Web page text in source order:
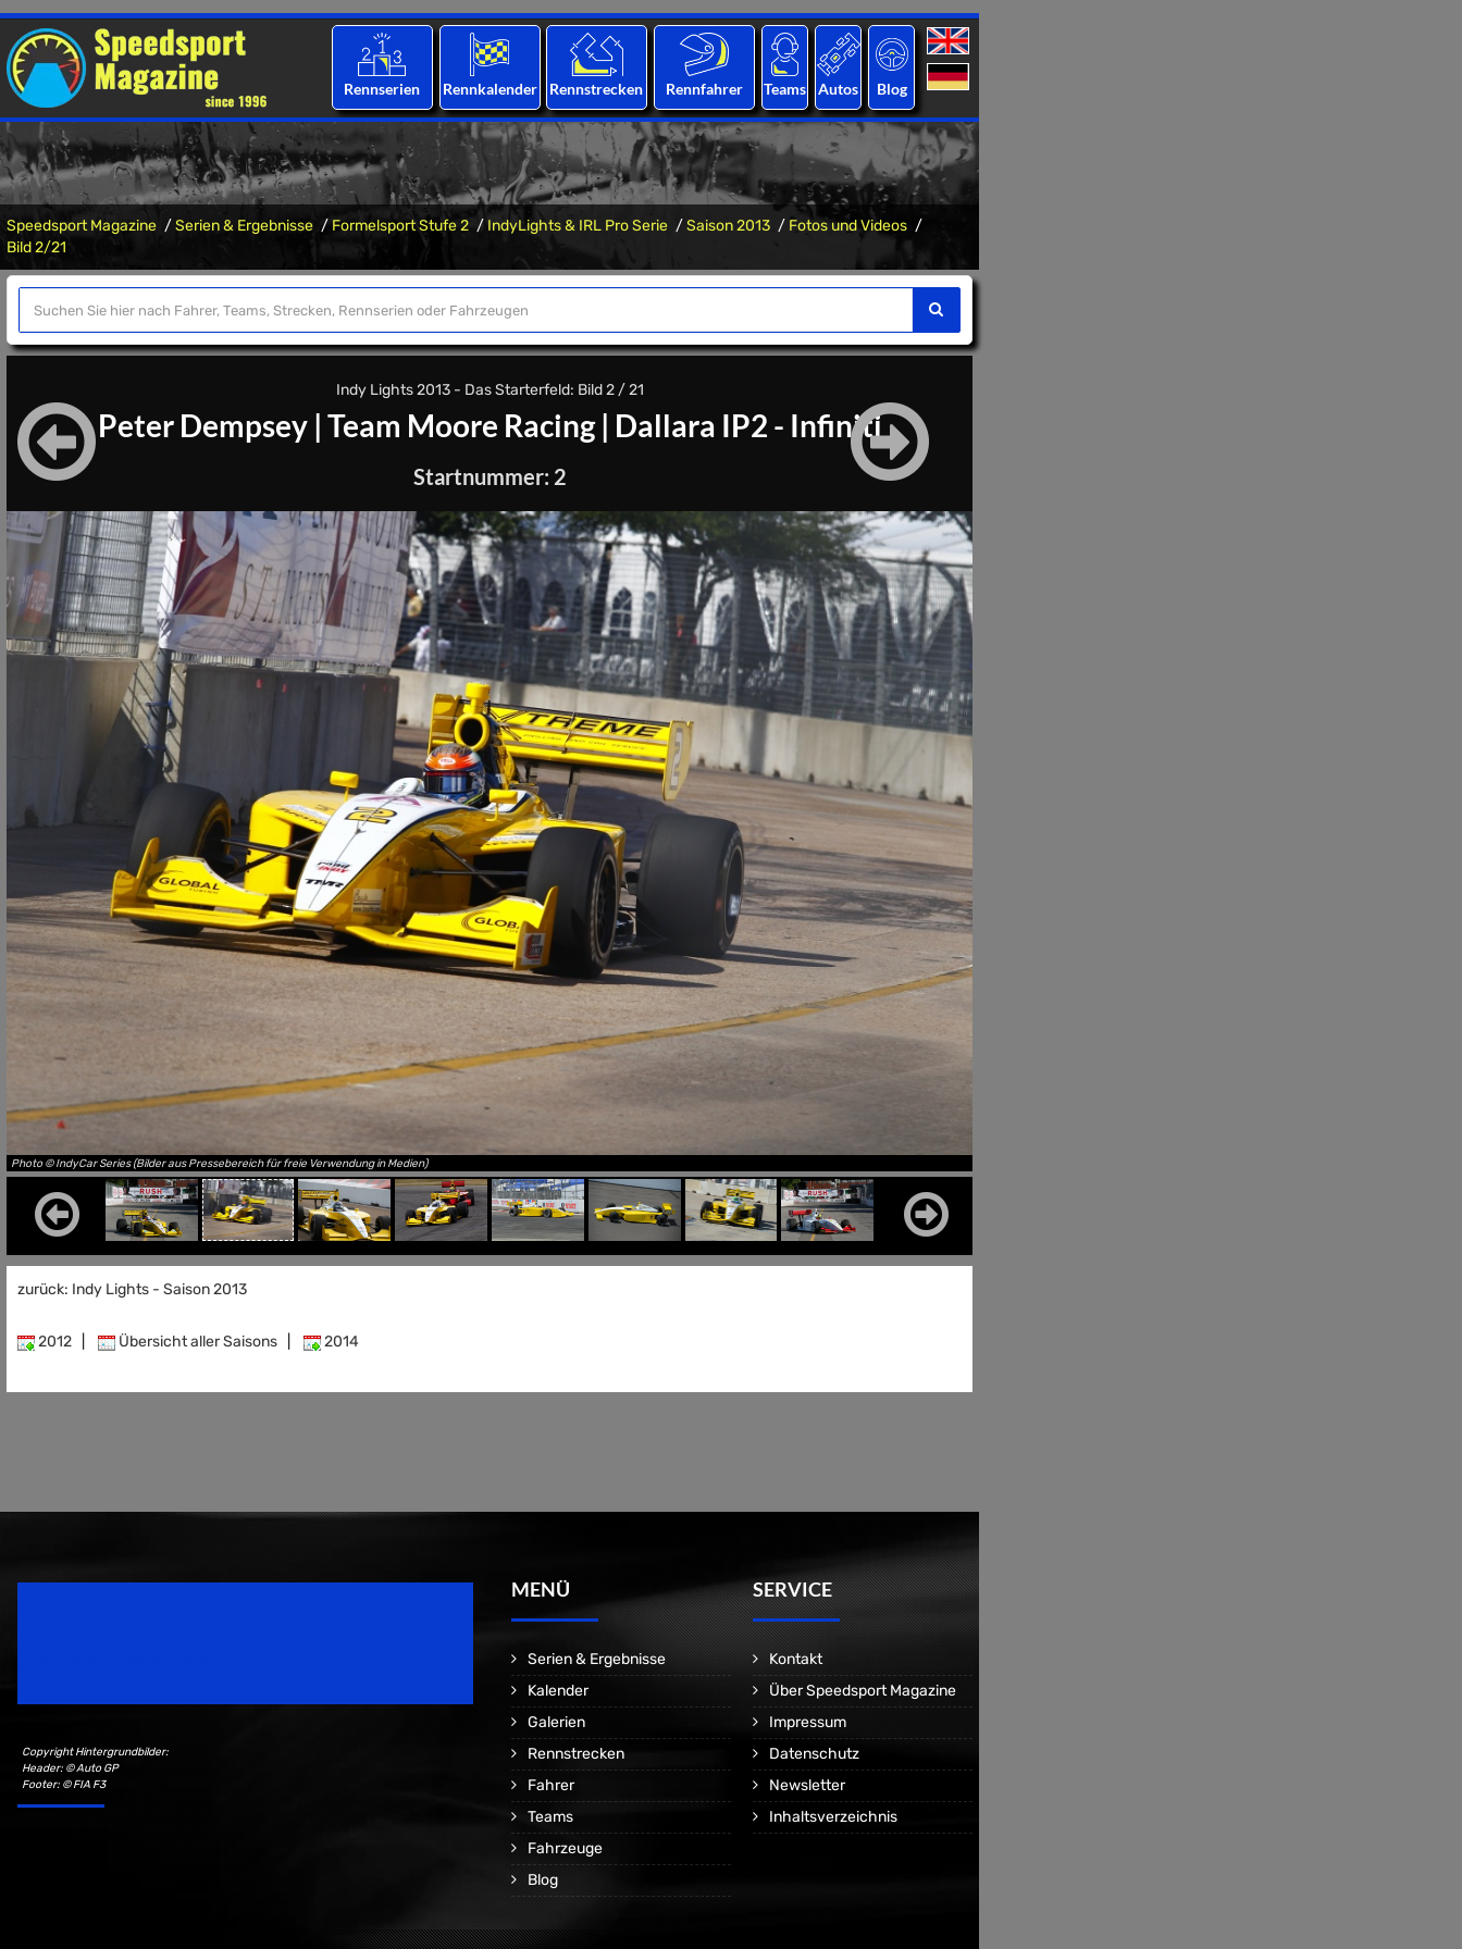
Rennserien Rennkalender Rennstrecken Rennfahrer Teams Autos Blog
Speedsport Magazine Serien & Ergebnisse Formelsport Stufe 2 IndyLights & IRL Pro Serie Saison 2013
Fotos und Videos
Bild 2/21
Indy Lights 2013 - Das Starterfeld: Bild 2 / 21
Peter Dempsey| Team Moore Racing| Dallara IP2 - Infiniti
Startnummer: 2
Photo © IndyCar Series (Bilder aus Pressebereich für freie Verwendung in Medien)
zurück: Indy Lights - Saison 2013
2012 Übersicht aller Saisons 2014
Copyright Hintergrundbilder:
Header: © Auto GP
Footer: © FIA F3
MENÜ
Serien & Ergebnisse
Kalender
Galerien
Rennstrecken
Fahrer
Teams
Fahrzeuge
Blog
SERVICE
Kontakt
Über Speedsport Magazine
Impressum
Datenschutz
Newsletter
Inhaltsverzeichnis